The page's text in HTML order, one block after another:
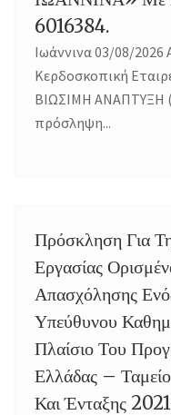
6016384.
Ιωάννινα 03/08/2026
Κερδοσκοπική
ΒΙΩΣΙΜΗ ΑΝΑΠΤΥΞΗ
πρόσληψη...
Πρόσκληση Για
Εργασίας
Απασχόλησης
Υπεύθυνου
Πλαίσιο Του
Ελλάδας –
Και Ένταξης